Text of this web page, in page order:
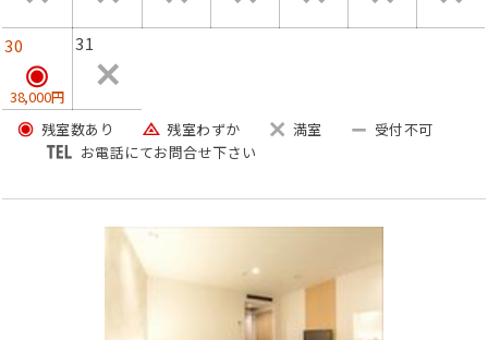
【温泉のご案内】
露天風呂やサウナ設備など、充実した温泉浴場をご利用い
当日：チェックイン後から23:00まで / 朝風呂：6:00から
湯上がりに最適なマッサージ機や豊富な自動販売機コーナ
30
38,000円
31
残室数あり 残室わずか 満室
受付不可
お電話にてお問合せ下さい